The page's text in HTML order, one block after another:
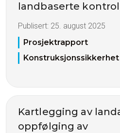
landbaserte
Publisert: 25. august 2025
Prosjektrapport
Konstruksjonssikkerhet
Kartlegging av
oppfølging av